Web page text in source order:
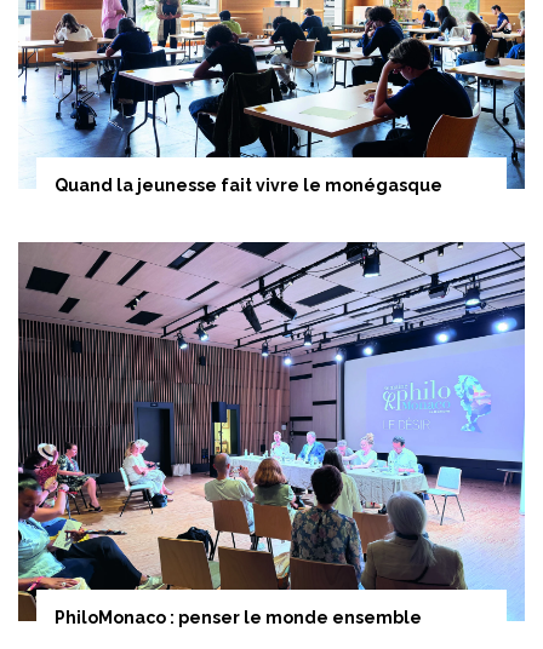
Quand la jeunesse fait vivre le monégasque
PhiloMonaco : penser le monde ensemble